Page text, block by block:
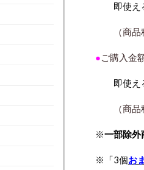
即使え
（商品税
●ご購入金
即使え
（商品税
※一部除外
※「3個お